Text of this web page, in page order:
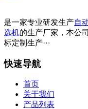
是一家专业研发生产自
选机的生产厂家，本公
标定制生产···
快速导航
首页
关于我们
产品列表